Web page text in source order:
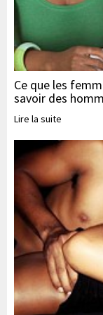
Ce que les
savoir des
Lire la suite